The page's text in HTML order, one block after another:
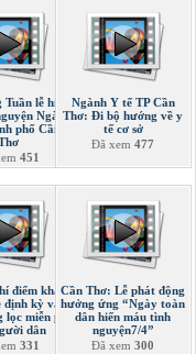
lễ hiến
Ngành
phố Cần
451
Ngành Y tế TP Cần
Thơ: Đi bộ hướng về y
tế cơ sở
Đã xem477
điểm khám
định kỳ và
lọc miễn phí
dân
331
Cần Thơ: Lễ phát động
hưởng ứng “Ngày toàn
dân hiến máu tình
nguyện7/4”
Đã xem300